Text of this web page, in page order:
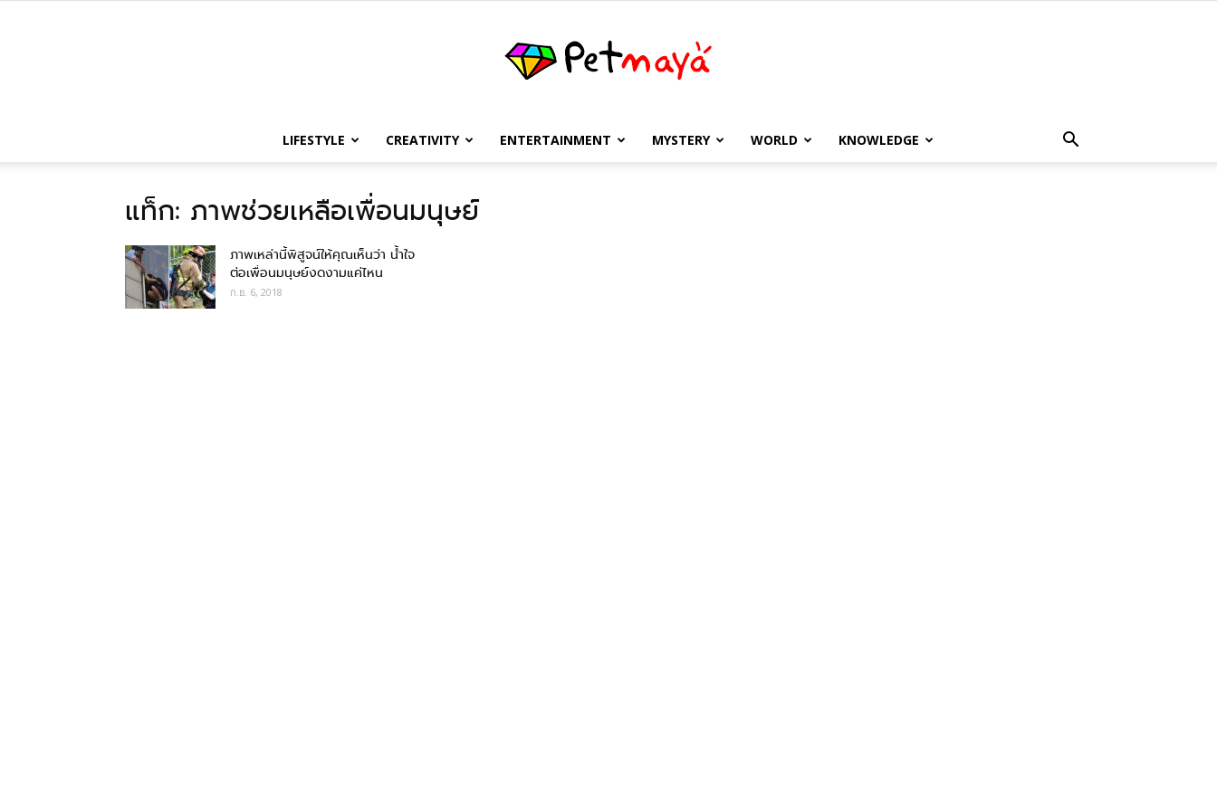
เพชร
LIFESTYLE CREATIVITY ENTERTAINMENT MYSTERY WORLD KNOWLEDGE
แท็ก: ภาพช่วยเหลือเพื่อนมนุษย์
ภาพเหล่านี้พิสูจน์ให้คุณเห็นว่า น้ำใจ
ต่อเพื่อนมนุษย์งดงามแค่ไหน
ก.ย. 6, 2018